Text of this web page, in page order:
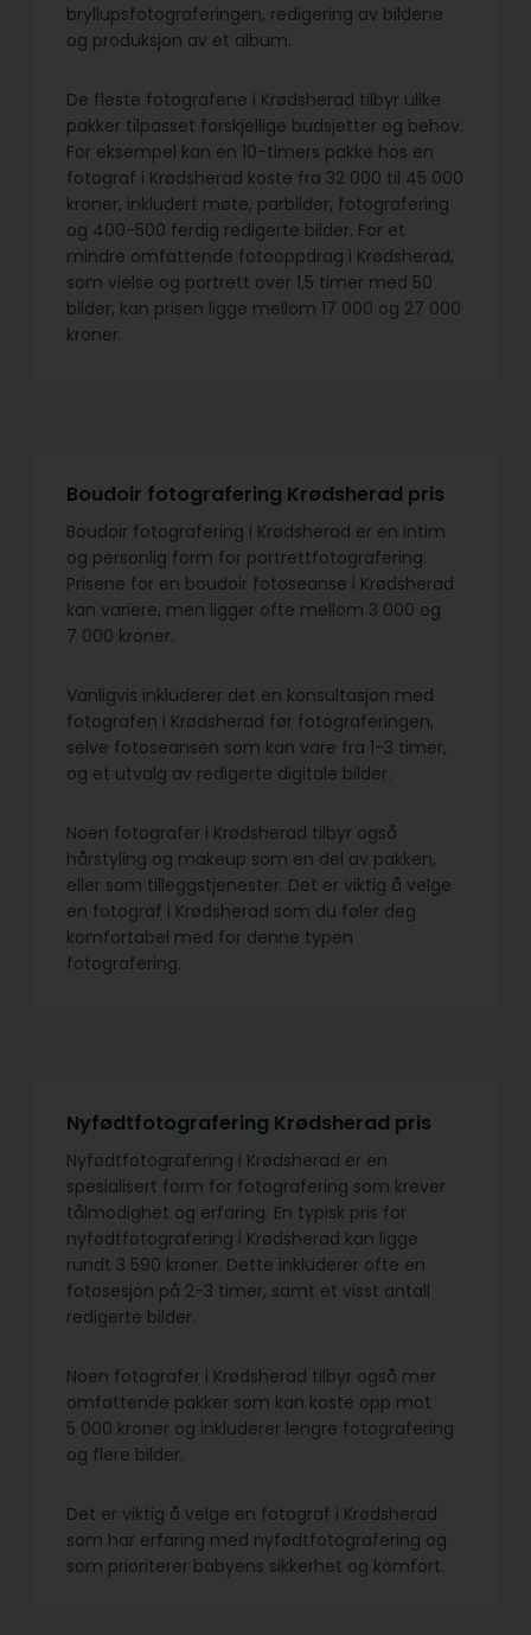
bryllupsfotograferingen, redigering av bildene
og produksjon av et album.
De fleste fotografene i Krødsherad tilbyr ulike
pakker tilpasset forskjellige budsjetter og behov.
For eksempel kan en 10-timers pakke hos en
fotograf i Krødsherad koste fra 32 000 til 45 000
kroner, inkludert møte, parbilder, fotografering
og 400-500 ferdig redigerte bilder. For et
mindre omfattende fotooppdrag i Krødsherad,
som vielse og portrett over 1,5 timer med 50
bilder, kan prisen ligge mellom 17 000 og 27 000
kroner.
Boudoir fotografering Krødsherad pris
Boudoir fotografering i Krødsherad er en intim
og personlig form for portrettfotografering.
Prisene for en boudoir fotoseanse i Krødsherad
kan variere, men ligger ofte mellom 3 000 og
7 000 kroner.
Vanligvis inkluderer det en konsultasjon med
fotografen i Krødsherad før fotograferingen,
selve fotoseansen som kan vare fra 1-3 timer,
og et utvalg av redigerte digitale bilder.
Noen fotografer i Krødsherad tilbyr også
hårstyling og makeup som en del av pakken,
eller som tilleggstjenester. Det er viktig å velge
en fotograf i Krødsherad som du føler deg
komfortabel med for denne typen
fotografering.
Nyfødtfotografering Krødsherad pris
Nyfødtfotografering i Krødsherad er en
spesialisert form for fotografering som krever
tålmodighet og erfaring. En typisk pris for
nyfødtfotografering i Krødsherad kan ligge
rundt 3 590 kroner. Dette inkluderer ofte en
fotosesjon på 2-3 timer, samt et visst antall
redigerte bilder.
Noen fotografer i Krødsherad tilbyr også mer
omfattende pakker som kan koste opp mot
5 000 kroner og inkluderer lengre fotografering
og flere bilder.
Det er viktig å velge en fotograf i Krødsherad
som har erfaring med nyfødtfotografering og
som prioriterer babyens sikkerhet og komfort.